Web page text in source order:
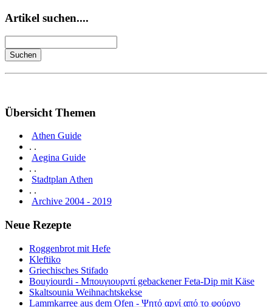
Artikel suchen....
Übersicht Themen
Athen Guide
. .
Aegina Guide
. .
Stadtplan Athen
. .
Archive 2004 - 2019
Neue Rezepte
Roggenbrot mit Hefe
Kleftiko
Griechisches Stifado
Bouyiourdi - Μπουγιουρντί gebackener Feta-Dip mit Käse
Skaltsounia Weihnachtskekse
Lammkarree aus dem Ofen - Ψητό αρνί από το φούρνο